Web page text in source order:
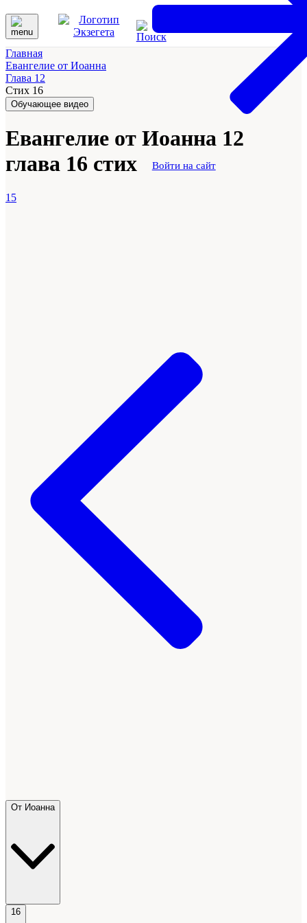
Войти на сайт
Главная
Евангелие от Иоанна
Глава 12
Стих 16
Обучающее видео
Евангелие от Иоанна 12
глава 16 стих
15
От Иоанна
16